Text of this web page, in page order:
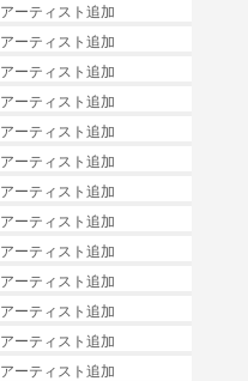
アーティスト追加
アーティスト追加
アーティスト追加
アーティスト追加
アーティスト追加
アーティスト追加
アーティスト追加
アーティスト追加
アーティスト追加
アーティスト追加
アーティスト追加
アーティスト追加
アーティスト追加